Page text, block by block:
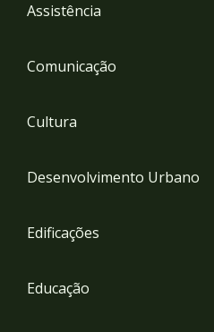
Assistência
Comunicação
Cultura
Desenvolvimento Urbano
Edificações
Educação